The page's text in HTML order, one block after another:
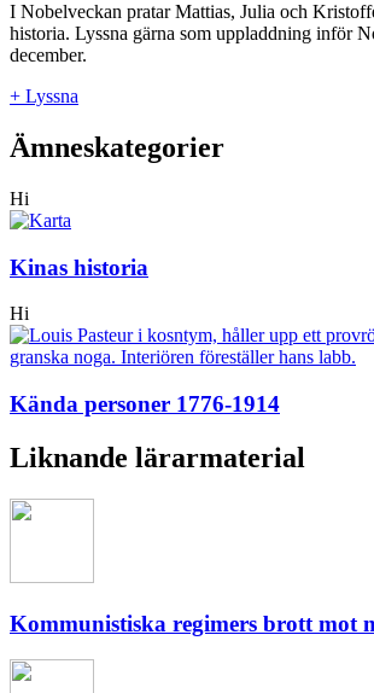
I Nobelveckan pratar Mattias, Julia och
historia. Lyssna gärna som uppladdning inför
december.
+ Lyssna
Ämneskategorier
Hi
Kinas historia
Hi
Kända personer 1776-1914
Liknande lärarmaterial
Kommunistiska regimers brott mot